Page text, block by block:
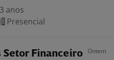
anos
Presencial
Setor Financeiro Ontem